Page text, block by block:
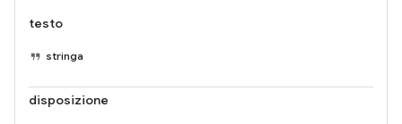
testo
stringa
disposizione